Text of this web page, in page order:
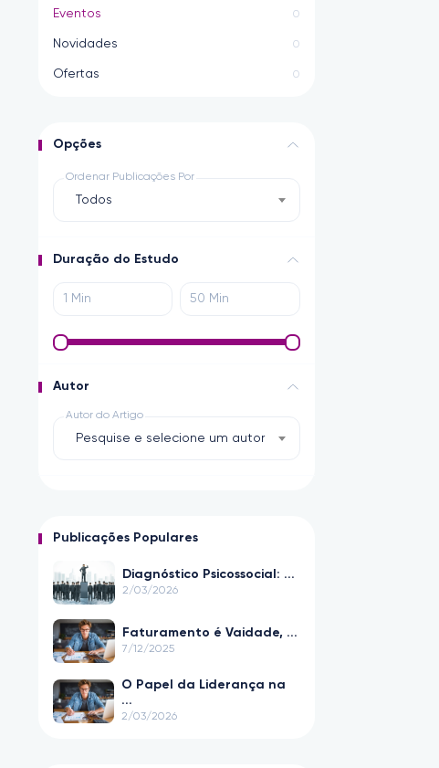
Eventos 0
Novidades 0
Ofertas 0
Opções
Ordenar Publicações Por
Todos
Duração do Estudo
Autor
Autor do Artigo
Pesquise e selecione um autor
Publicações Populares
Diagnóstico Psicossocial: ...
2/03/2026
Faturamento é Vaidade, ...
7/12/2025
O Papel da Liderança na
...
2/03/2026